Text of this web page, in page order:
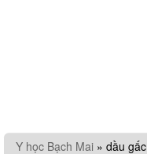
Y học Bạch Mai » dầu gấc